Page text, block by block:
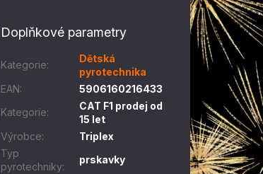
Doplňkové parametry
Kategorie:
Dětská
pyrotechnika
EAN:
5906160216433
Kategorie:
CAT F1 prodej od
15 let
Výrobce:
Triplex
Typ
pyrotechniky:
prskavky